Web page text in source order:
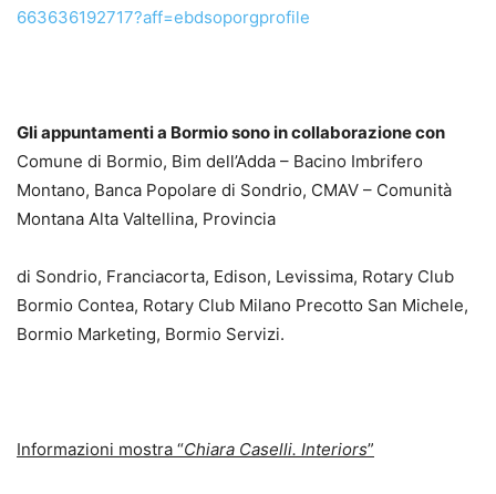
663636192717?aff=ebdsoporgprofile
Gli appuntamenti a Bormio sono in collaborazione con
Comune di Bormio, Bim dell’Adda – Bacino Imbrifero
Montano, Banca Popolare di Sondrio, CMAV – Comunità
Montana Alta Valtellina, Provincia
di Sondrio, Franciacorta, Edison, Levissima, Rotary Club
Bormio Contea, Rotary Club Milano Precotto San Michele,
Bormio Marketing, Bormio Servizi.
Informazioni mostra “Chiara Caselli. Interiors”